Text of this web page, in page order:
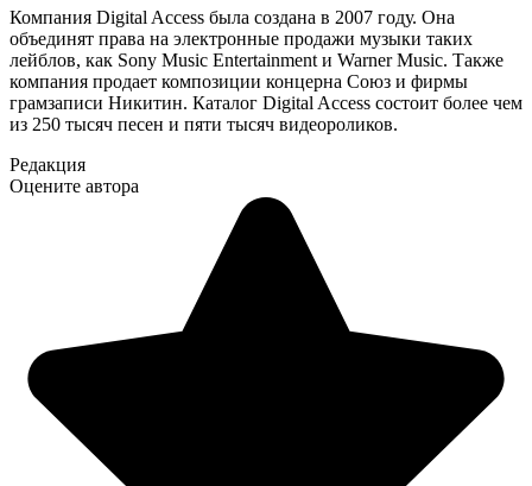
Компания Digital Access была создана в 2007 году. Она
объединят права на электронные продажи музыки таких
лейблов, как Sony Music Entertainment и Warner Music. Также
компания продает композиции концерна Союз и фирмы
грамзаписи Никитин. Каталог Digital Access состоит более чем
из 250 тысяч песен и пяти тысяч видеороликов.
Редакция
Оцените автора